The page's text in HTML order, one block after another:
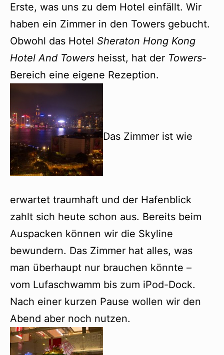
Erste, was uns zu dem Hotel einfällt. Wir
haben ein Zimmer in den Towers gebucht.
Obwohl das Hotel Sheraton Hong Kong
Hotel And Towers heisst, hat der Towers-
Bereich eine eigene Rezeption.
Das Zimmer ist wie
erwartet traumhaft und der Hafenblick
zahlt sich heute schon aus. Bereits beim
Auspacken können wir die Skyline
bewundern. Das Zimmer hat alles, was
man überhaupt nur brauchen könnte –
vom Lufaschwamm bis zum iPod-Dock.
Nach einer kurzen Pause wollen wir den
Abend aber noch nutzen.